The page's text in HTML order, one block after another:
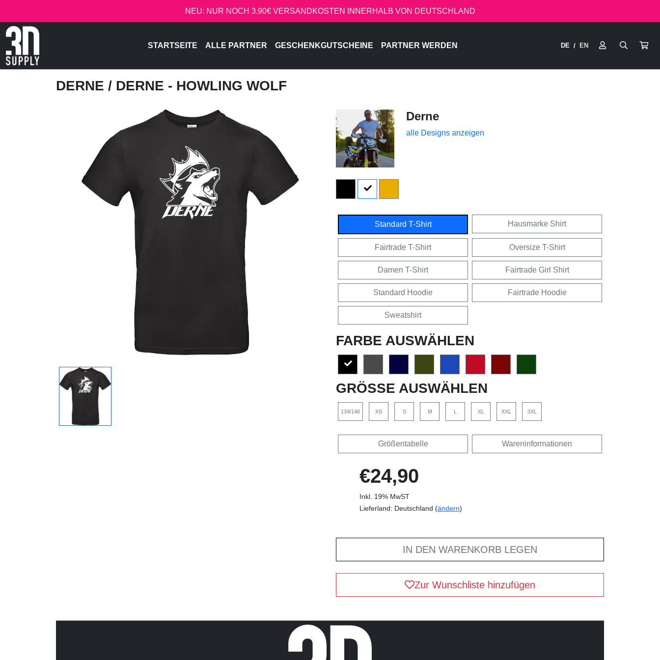
NEU: NUR NOCH 3.90€ VERSANDKOSTEN INNERHALB VON DEUTSCHLAND
STARTSEITE ALLE PARTNER GESCHENKGUTSCHEINE PARTNER WERDEN DE / EN
DERNE / DERNE - HOWLING WOLF
Derne
alle Designs anzeigen
Standard T-Shirt Hausmarke Shirt
Fairtrade T-Shirt Oversize T-Shirt
Damen T-Shirt Fairtrade Girl Shirt
Standard Hoodie Fairtrade Hoodie
Sweatshirt
FARBE AUSWÄHLEN
GRÖSSE AUSWÄHLEN
134/146 XS S M XL XXL 3XL
Größentabelle Wareninformationen
€24,90
Inkl. 19% MwST
Lieferland: Deutschland (ändern)
IN DEN WARENKORB LEGEN
Zur Wunschliste hinzufügen